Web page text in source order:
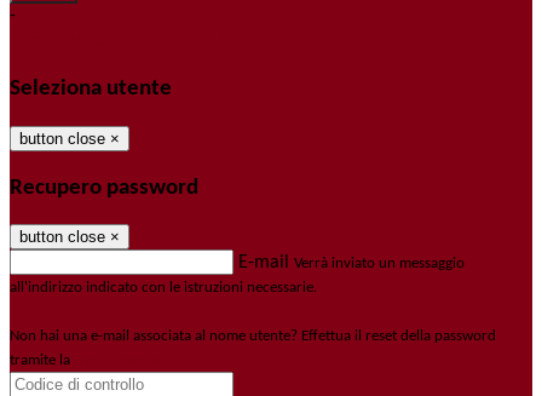
-
Seleziona utente
button close ×
Recupero password
button close ×
E-mail Verrà inviato un messaggio
all'indirizzo indicato con le istruzioni necessarie.
Non hai una e-mail associata al nome utente? Effettua il reset della password
tramite la